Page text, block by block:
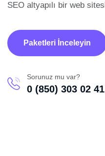
SEO altyapılı bir web
Paketleri İnceleyin
Sorunuz mu var?
0 (850) 303 02 41